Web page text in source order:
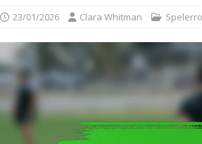
23/01/2026 Clara Whitman